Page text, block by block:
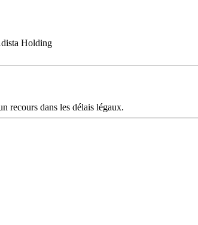
Holding
recours dans les délais légaux.